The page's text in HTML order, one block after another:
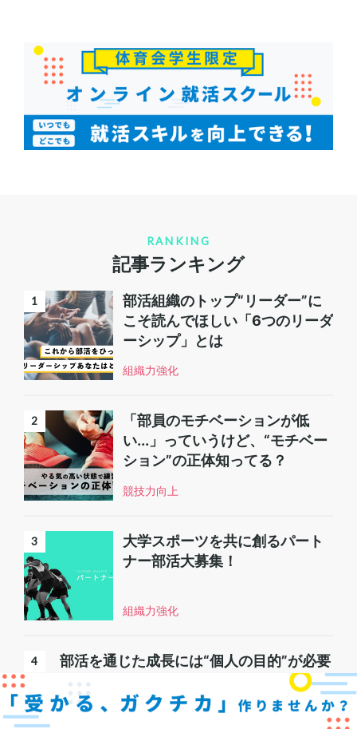
RANKING
記事ランキング
部活組織のトップ“リーダー”に
こそ読んでほしい「6つのリーダ
ーシップ」とは
組織力強化
「部員のモチベーションが低
い...」っていうけど、“モチベー
ション”の正体知ってる？
競技力向上
大学スポーツを共に創るパート
ナー部活大募集！
組織力強化
部活を通じた成長には“個人の目的”が必要
である｜関西学院大学サッカー部
組織力強化